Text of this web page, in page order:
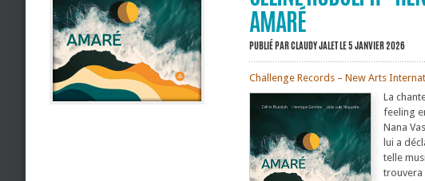
AMARÉ
PUBLIÉ PARCLAUDY JALETLE 5 JANVIER 2026
Challenge Records – New Arts
La
feeling
Nana
lui a
telle
trouvera